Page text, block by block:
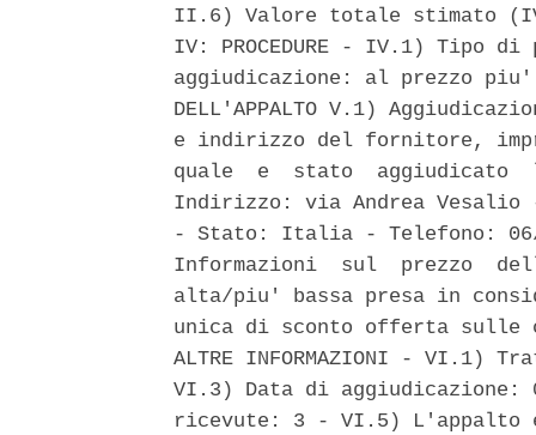
II.6) Valore totale stimato
IV: PROCEDURE - IV.1)
aggiudicazione: al prezzo piu'
DELL'APPALTO V.1)
e indirizzo del fornitore,
quale  e  stato  aggiudicato
Indirizzo: via Andrea
- Stato: Italia - Telefono: 06/
Informazioni  sul  prezzo
alta/piu' bassa presa in
unica di sconto offerta sulle
ALTRE INFORMAZIONI -
VI.3) Data di
ricevute: 3 - VI.5) L'appalto